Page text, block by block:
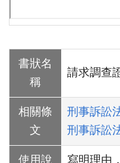
書狀名
稱
請求調查
相關條
文
刑事訴訟
刑事訴訟
使用說
寫明理由